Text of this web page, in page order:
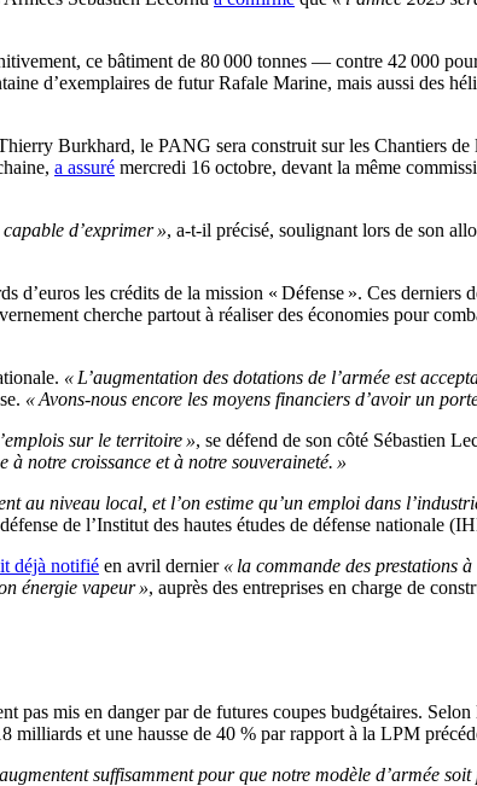
ce bâtiment de 80 000 tonnes — contre 42 000
d’exemplaires de futur Rafale Marine, mais aussi des
Burkhard, le PANG sera construit sur les Chantiers
a assuré mercredi 16 octobre, devant la même
d’exprimer », a-t-il précisé, soulignant lors de son
les crédits de la mission « Défense ». Ces derniers
cherche partout à réaliser des économies pour
« L’augmentation des dotations de l’armée est
« Avons-nous encore les moyens financiers d’avoir un
sur le territoire », se défend de son côté Sébastien
notre croissance et à notre souveraineté. »
au niveau local, et l’on estime qu’un emploi dans
de l’Institut des hautes études de défense nationale
déjà notifié en avril dernier « la commande des prestations
énergie vapeur », auprès des entreprises en charge de
mis en danger par de futures coupes budgétaires.
milliards et une hausse de 40 % par rapport à la LPM
suffisamment pour que notre modèle d’armée